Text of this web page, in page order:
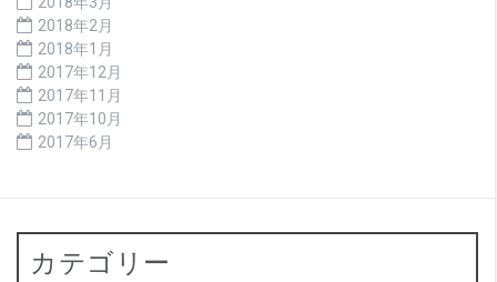
2018年2月
2018年1月
2017年12月
2017年11月
2017年10月
2017年6月
カテゴリー